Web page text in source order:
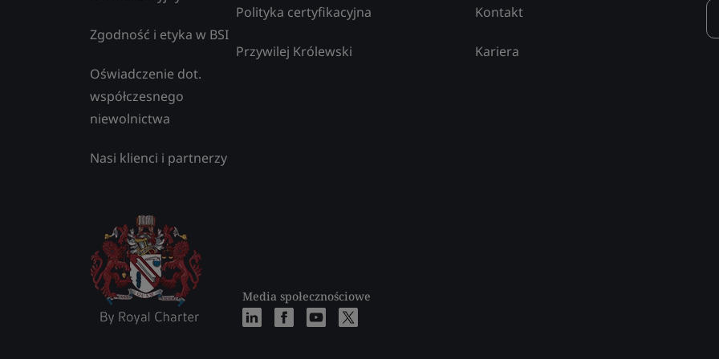
Zgodność i etyka w BSI
Oświadczenie dot.
współczesnego
niewolnictwa
Nasi klienci i partnerzy
Polityka certyfikacyjna
Przywilej Królewski
Media społecznościowe
Kontakt
Kariera